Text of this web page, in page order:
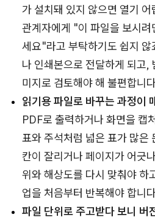
가 설치돼 있지 않으면 열기
관계자에게 "이 파일을 보시
세요"라고 부탁하기도 쉽지
나 인쇄본으로 전달하게 되고,
미지로 검토해야 해 불편합니
읽기용 파일로 바꾸는 과정이
PDF로 출력하거나 화면을 캡
표와 주석처럼 넓은 표가 많은
칸이 잘리거나 페이지가 어긋
위와 해상도를 다시 맞춰야 하
업을 처음부터 반복해야 합니
파일 단위로 주고받다 보니 버